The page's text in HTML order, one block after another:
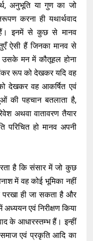
अनुभूति या गुण का जो
करना ही यथार्थवाद
हैं। इनमें से कुछ से मानव
ऐसी हैं जिनका मानव से
उसके मन में कौतूहल होना
रूप को देखकर यदि वह
देखकर वह आकर्षित एवं
की पहचान बतलाता है,
अथवा वातावरण तैयार
हो मानव अपनी
है कि संसार में जो कुछ
में वह कोई भूमिका नहीं
ही जा सकता है और
एवं निरीक्षण किया
के आधारस्तम्भ हैं। इन्हीं
एवं प्रकृति आदि का